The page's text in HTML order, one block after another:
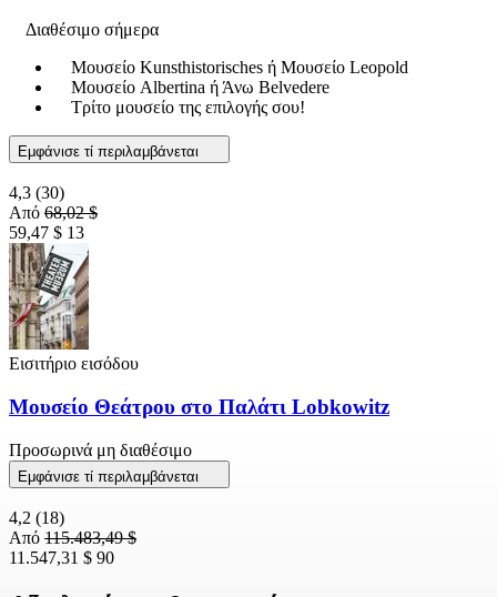
Διαθέσιμο σήμερα
Μουσείο Kunsthistorisches ή Μουσείο Leopold
Μουσείο Albertina ή Άνω Belvedere
Τρίτο μουσείο της επιλογής σου!
Εμφάνισε τί περιλαμβάνεται
4,3 (30)
Από 68,02 $
59,47 $ 13
Εισιτήριο εισόδου
Μουσείο Θεάτρου στο Παλάτι Lobkowitz
Προσωρινά μη διαθέσιμο
Εμφάνισε τί περιλαμβάνεται
4,2 (18)
Από 115.483,49 $
11.547,31 $ 90